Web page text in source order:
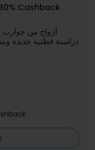
Cashback
دراسية قطنية جديدة